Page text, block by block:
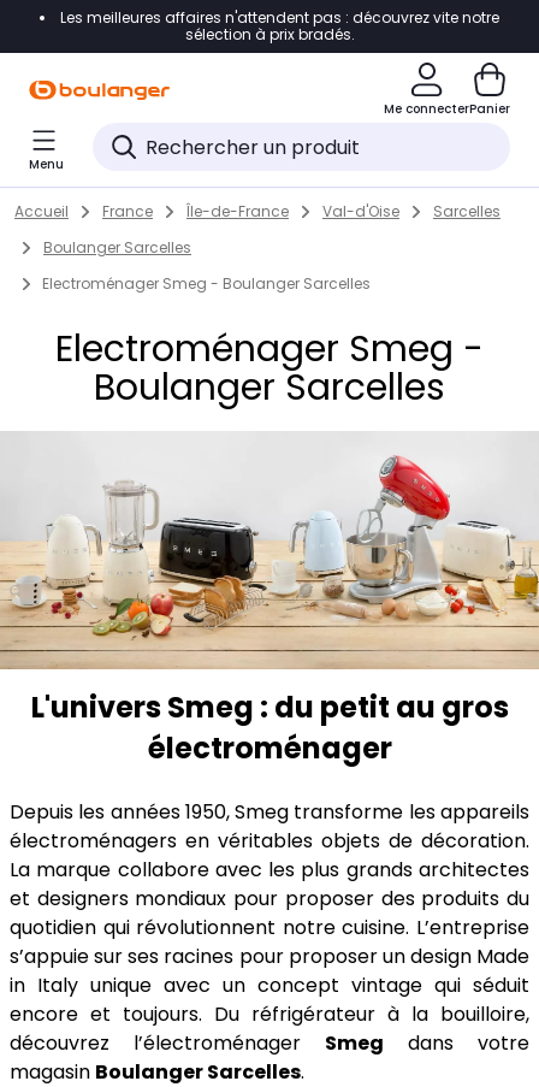
Accéder directement à la navigation
Accéder directement au pied de page
Accéder directement au chatbot
Les meilleures affaires n'attendent pas : découvrez vite notre
sélection à prix bradés.
Me connecterPanier
Menu
Skip to content
Return to Nav
Accueil France Île-de-France Val-d'Oise
Sarcelles
Boulanger Sarcelles
Electroménager Smeg - Boulanger Sarcelles
Electroménager Smeg -
Boulanger Sarcelles
L'univers Smeg : du petit au gros
électroménager
Depuis les années 1950, Smeg transforme les appareils
électroménagers en véritables objets de décoration.
La marque collabore avec les plus grands architectes
et designers mondiaux pour proposer des produits du
quotidien qui révolutionnent notre cuisine. L’entreprise
s’appuie sur ses racines pour proposer un design Made
in Italy unique avec un concept vintage qui séduit
encore et toujours. Du réfrigérateur à la bouilloire,
découvrez l’électroménager Smeg dans votre
magasin Boulanger Sarcelles.